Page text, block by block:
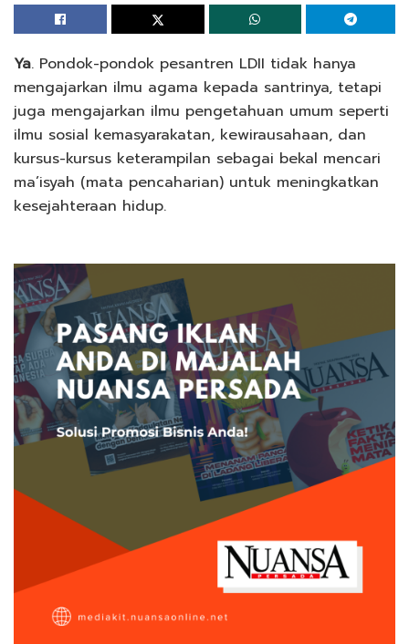
Ya. Pondok-pondok pesantren LDII tidak hanya
mengajarkan ilmu agama kepada santrinya, tetapi
juga mengajarkan ilmu pengetahuan umum seperti
ilmu sosial kemasyarakatan, kewirausahaan, dan
kursus-kursus keterampilan sebagai bekal mencari
ma’isyah (mata pencaharian) untuk meningkatkan
kesejahteraan hidup.